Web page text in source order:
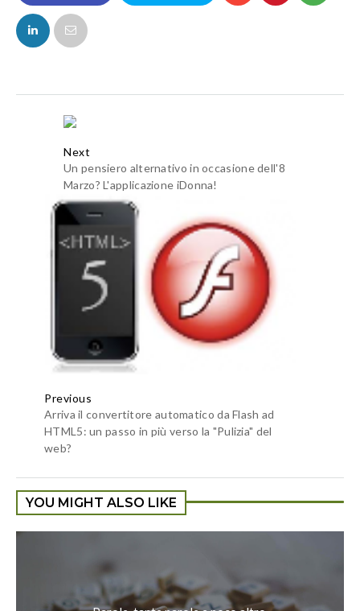
FACEBOOK
Next
Un pensiero alternativo in occasione dell'8
Marzo? L'applicazione iDonna!
Previous
Arriva il convertitore automatico da Flash ad
HTML5: un passo in più verso la "Pulizia" del
web?
YOU MIGHT ALSO LIKE